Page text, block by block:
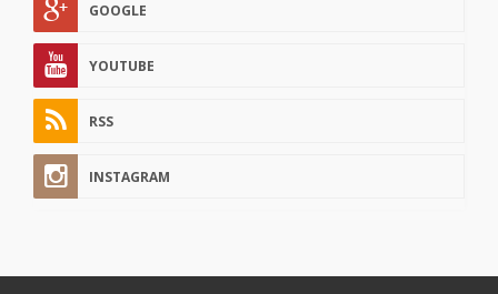
GOOGLE
YOUTUBE
RSS
INSTAGRAM